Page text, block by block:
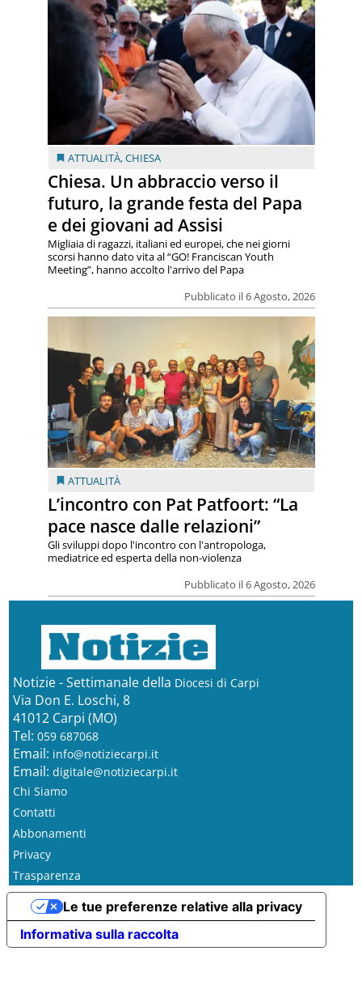
ATTUALITÀ,CHIESA
Chiesa. Un abbraccio verso il
futuro, la grande festa del Papa
e dei giovani ad Assisi
Pubblicato il 6 Agosto, 2026
Migliaia di ragazzi, italiani ed europei, che nei giorni
scorsi hanno dato vita al “GO! Franciscan Youth
Meeting”, hanno accolto l'arrivo del Papa
ATTUALITÀ
L’incontro con Pat Patfoort: “La
pace nasce dalle relazioni”
Pubblicato il 6 Agosto, 2026
Gli sviluppi dopo l'incontro con l'antropologa,
mediatrice ed esperta della non-violenza
Notizie - Settimanale della Diocesi di Carpi
Via Don E. Loschi, 8
41012 Carpi (MO)
Tel: 059 687068
Email: info@notiziecarpi.it
Email: digitale@notiziecarpi.it
Chi Siamo
Contatti
Abbonamenti
Privacy
Trasparenza
Informativa sulla raccolta
Le tue preferenze relative alla privacy